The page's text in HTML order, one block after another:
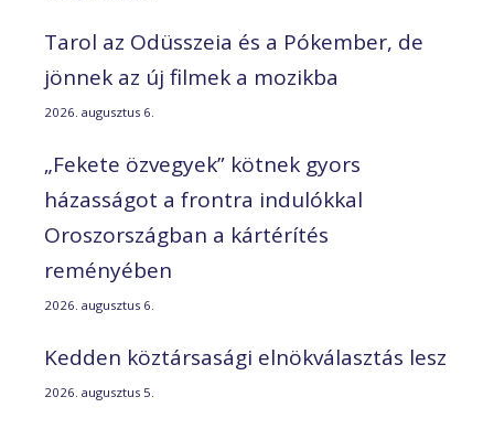
Tarol az Odüsszeia és a Pókember, de
jönnek az új filmek a mozikba
2026. augusztus 6.
„Fekete özvegyek” kötnek gyors
házasságot a frontra indulókkal
Oroszországban a kártérítés
reményében
2026. augusztus 6.
Kedden köztársasági elnökválasztás lesz
2026. augusztus 5.